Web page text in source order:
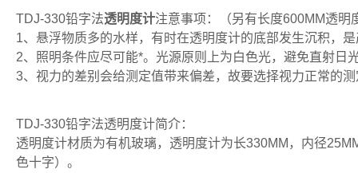
TDJ-330铅字法透明度计注意事项：（另有长度600MM透明
1、悬浮物质多的水样，有时在透明度计的底部发生沉积，
2、照明条件应尽可能*。光源原则上为白色光，避免直射日
3、视力的差别会给测定值带来偏差，故要选择视力正常的
TDJ-330铅字法透明度计简介：
透明度计材质为有机玻璃，透明度计为长330MM，内径
色十字）。